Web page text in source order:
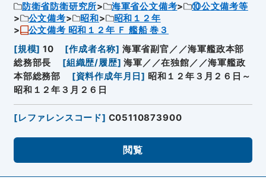
防衛省防衛研究所 海軍省公文備考
⑩公文備考等
公文備考
昭和
昭和１２年
公文備考 昭和１２年 Ｆ 艦船 巻３
[規模] 10 [作成者名称] 海軍省副官／／海軍艦政本部
総務部長
[組織歴/履歴] 海軍／／在独館／／海軍艦政
本部総務部
[資料作成年月日] 昭和１２年３月２６日～
昭和１２年３月２６日
[レファレンスコード] C05110873900
閲覧